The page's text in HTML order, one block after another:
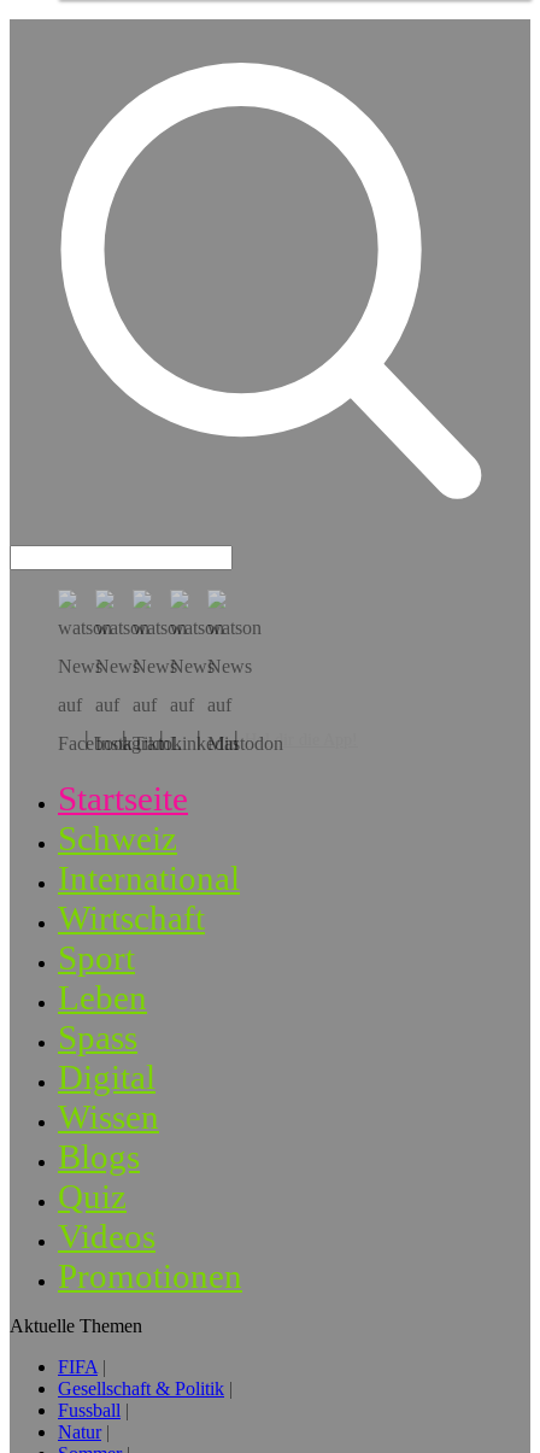
Hol dir die App!
Startseite
Schweiz
International
Wirtschaft
Sport
Leben
Spass
Digital
Wissen
Blogs
Quiz
Videos
Promotionen
Aktuelle Themen
FIFA
Gesellschaft & Politik
Fussball
Natur